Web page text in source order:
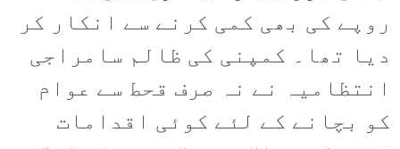
روپے کی بھی کمی کرنے سے انکار کر
دیا تھا۔ کمپنی کی ظالم سامراجی
انتظامیہ نے نہ صرف قحط سے عوام
کو بچانے کے لئے کوئی اقدامات